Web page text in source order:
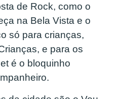
de Rock, como o
na Bela Vista e o
só para crianças,
e para os
é o bloquinho